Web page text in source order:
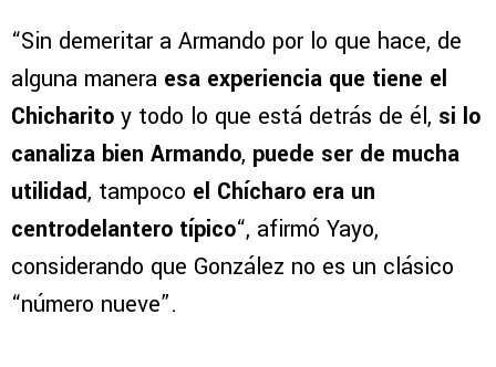
“Sin demeritar a Armando por lo que hace, de
alguna manera esa experiencia que tiene el
Chicharito y todo lo que está detrás de él, si lo
canaliza bien Armando, puede ser de mucha
utilidad, tampoco el Chícharo era un
centrodelantero típico“, afirmó Yayo,
considerando que González no es un clásico
“número nueve”.